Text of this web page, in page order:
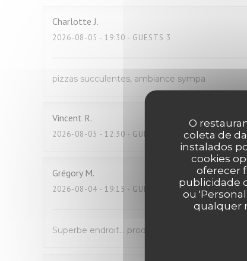
O
coleta de
instalados
cookies
oferecer
publicidade
ou
qualquer
Charlotte J
2026-08-05 - 19:30 - GUESTS 3
pizzas succulentes, ambiance sympa
Vincent R
2026-08-05 - 12:30 - GUESTS 2
Grégory M
2026-08-04 - 19:15 - GUESTS 4
Superbe endroit… produit d’excellente qualité